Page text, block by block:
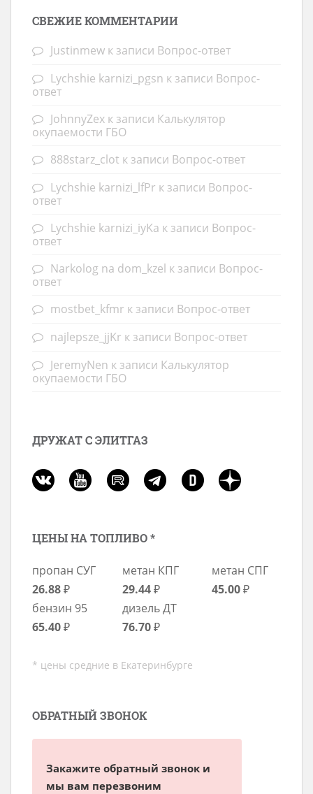
СВЕЖИЕ КОММЕНТАРИИ
Justinmew к записи Вопрос-ответ
Lychshie karnizi_pgsn к записи Вопрос-
ответ
JohnnyZex к записи Калькулятор
окупаемости ГБО
888starz_clot к записи Вопрос-ответ
Lychshie karnizi_lfPr к записи Вопрос-
ответ
Lychshie karnizi_iyKa к записи Вопрос-
ответ
Narkolog na dom_kzel к записи Вопрос-
ответ
mostbet_kfmr к записи Вопрос-ответ
najlepsze_jjKr к записи Вопрос-ответ
JeremyNen к записи Калькулятор
окупаемости ГБО
ДРУЖАТ С ЭЛИТГАЗ
ЦЕНЫ НА ТОПЛИВО *
пропан СУГ
26.88₽
метан КПГ
29.44₽
метан СПГ
45.00₽
бензин 95
65.40₽
дизель ДТ
76.70₽
* цены средние в Екатеринбурге
ОБРАТНЫЙ ЗВОНОК
Закажите обратный звонок и
мы вам перезвоним